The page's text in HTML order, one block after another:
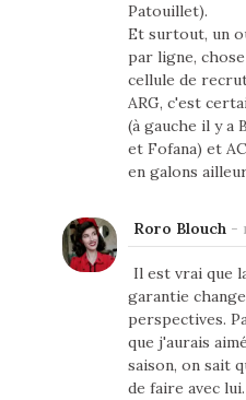
Patouillet).
Et surtout, un
par ligne,
cellule de
ARG, c'est
(à gauche il y a
et Fofana) et
en galons
Roro Blouch-
Il est vrai que
garantie
perspectives.
que j'aurais
saison, on sait
de faire avec